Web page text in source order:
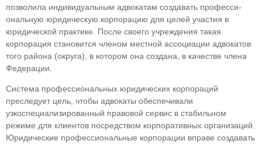
позволила индивидуальным адвокатам создавать професси­
ональную юридическую корпорацию для целей участия в
юридической практике. После своего учреждения такая
корпорация становится чле­ном местной ассоциации адвокатов
того района (округа), в котором она создана, в качестве члена
Федерации.
Система профессиональных юридических корпораций
преследует цель, чтобы адвокаты обеспечивали
узкоспециализированный право­вой сервис в стабильном
режиме для клиентов посредством корпоративных организаций.
Юри­дические профессиональные корпорации вправе создавать